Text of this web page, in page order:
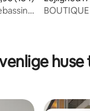
huse